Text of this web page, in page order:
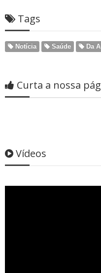
Tags
Notícia Saúde Da
Curta a nossa
Vídeos